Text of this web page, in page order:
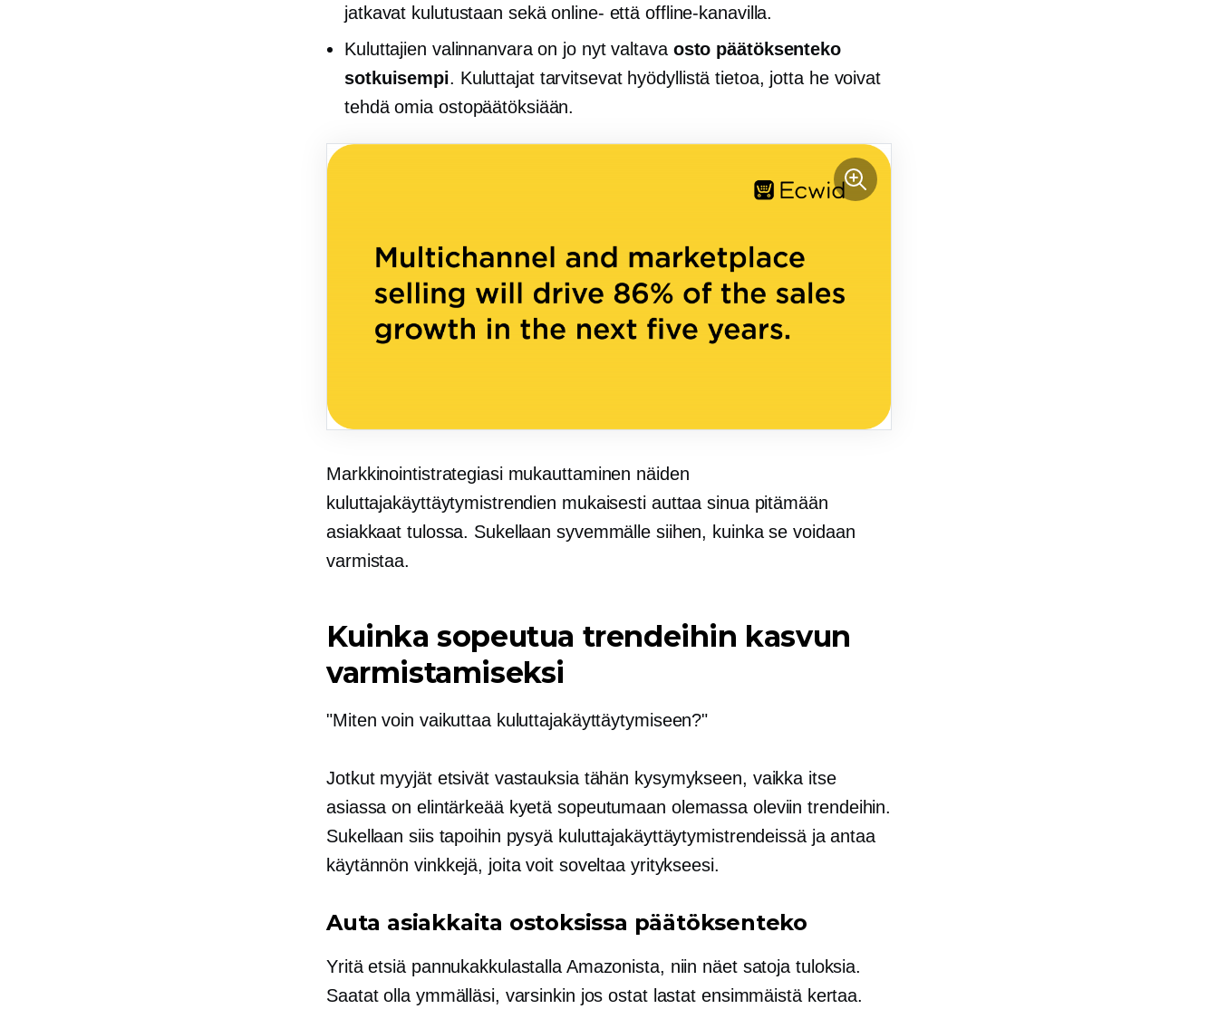
jatkavat kulutustaan ​​sekä online- että offline-kanavilla.
Kuluttajien valinnanvara on jo nyt valtava osto päätöksenteko
sotkuisempi. Kuluttajat tarvitsevat hyödyllistä tietoa, jotta he voivat
tehdä omia ostopäätöksiään.
Markkinointistrategiasi mukauttaminen näiden
kuluttajakäyttäytymistrendien mukaisesti auttaa sinua pitämään
asiakkaat tulossa. Sukellaan syvemmälle siihen, kuinka se voidaan
varmistaa.
Kuinka sopeutua trendeihin kasvun
varmistamiseksi
"Miten voin vaikuttaa kuluttajakäyttäytymiseen?"
Jotkut myyjät etsivät vastauksia tähän kysymykseen, vaikka itse
asiassa on elintärkeää kyetä sopeutumaan olemassa oleviin trendeihin.
Sukellaan siis tapoihin pysyä kuluttajakäyttäytymistrendeissä ja antaa
käytännön vinkkejä, joita voit soveltaa yritykseesi.
Auta asiakkaita ostoksissa päätöksenteko
Yritä etsiä pannukakkulastalla Amazonista, niin näet satoja tuloksia.
Saatat olla ymmälläsi, varsinkin jos ostat lastat ensimmäistä kertaa.